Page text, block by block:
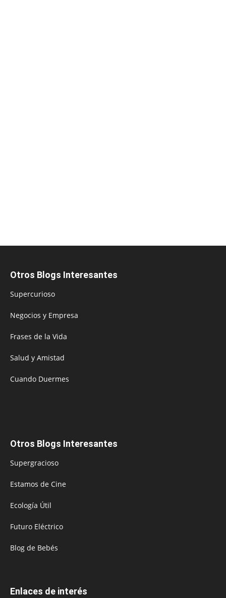
Otros Blogs Interesantes
Supercurioso
Negocios y Empresa
Frases de la Vida
Salud y Amistad
Cuando Duermes
Otros Blogs Interesantes
Supergracioso
Estamos de Cine
Ecología Útil
Futuro Eléctrico
Blog de Bebés
Enlaces de interés